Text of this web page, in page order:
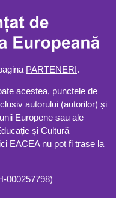
PARTENERI.
acestea, punctele de
autorului (autorilor) și
Europene sau ale
și Cultură
EACEA nu pot fi trase la
000257798)